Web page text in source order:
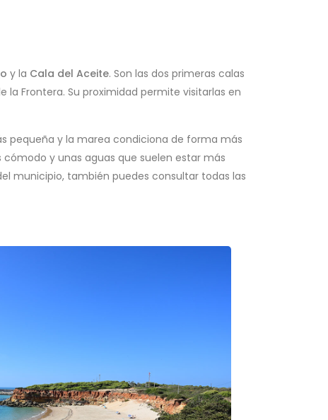
y la Cala del Aceite. Son las dos primeras calas
Frontera. Su proximidad permite visitarlas en
pequeña y la marea condiciona de forma más
y unas aguas que suelen estar más
municipio, también puedes consultar todas las